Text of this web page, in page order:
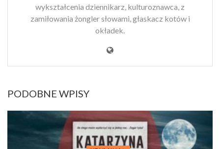
wykształcenia dziennikarz, kulturoznawca, z
zamiłowania żongler słowami, głaskacz kotów i
okładek.
PODOBNE WPISY